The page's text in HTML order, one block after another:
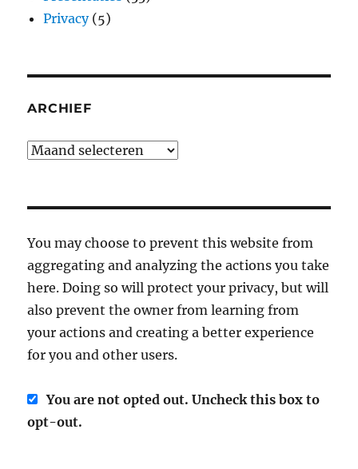
Privacy(5)
ARCHIEF
Archief
You may choose to prevent this website from
aggregating and analyzing the actions you take
here. Doing so will protect your privacy, but will
also prevent the owner from learning from
your actions and creating a better experience
for you and other users.
You are not opted out. Uncheck this box to
opt-out.